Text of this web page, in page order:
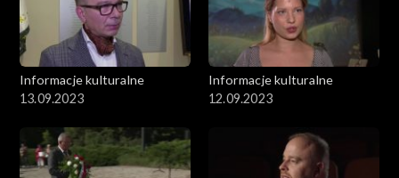
Informacje kulturalne
13.09.2023
Informacje kulturalne
12.09.2023